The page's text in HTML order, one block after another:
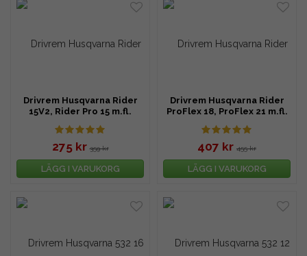
Drivrem Husqvarna Rider
15V2, Rider Pro 15 m.fl.
275 kr 359 kr
LÄGG I VARUKORG
Drivrem Husqvarna Rider
ProFlex 18, ProFlex 21 m.fl.
407 kr 455 kr
LÄGG I VARUKORG